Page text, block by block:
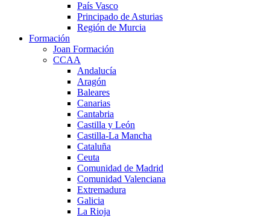
País Vasco
Principado de Asturias
Región de Murcia
Formación
Joan Formación
CCAA
Andalucía
Aragón
Baleares
Canarias
Cantabria
Castilla y León
Castilla-La Mancha
Cataluña
Ceuta
Comunidad de Madrid
Comunidad Valenciana
Extremadura
Galicia
La Rioja